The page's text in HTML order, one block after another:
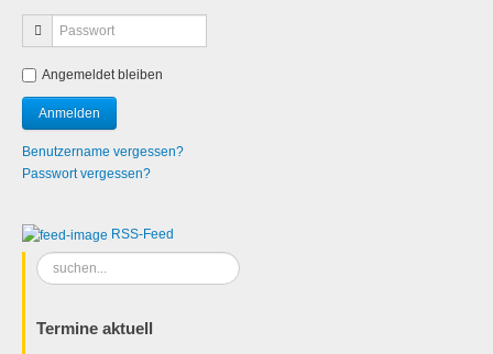
Angemeldet bleiben
Benutzername vergessen?
Passwort vergessen?
RSS-Feed
Suchen
...
Termine aktuell